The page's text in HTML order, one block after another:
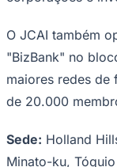
O JCAI também
"BizBank" no
maiores redes de
de 20.000
Sede: Holland
Minato-ku, Tóquio